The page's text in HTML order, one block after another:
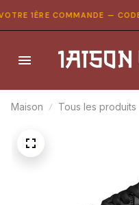
1ÈRE COMMANDE — CODE
Maison Tous les produits